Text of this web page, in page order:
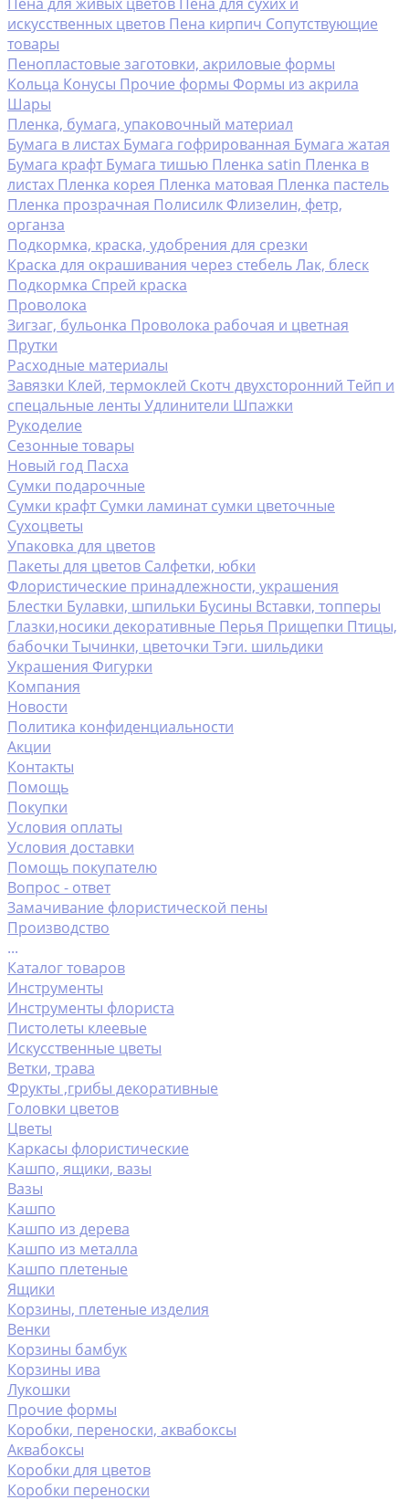
искусственных цветов Пена кирпич Сопутствующие
товары
Пенопластовые заготовки, акриловые формы
Кольца Конусы Прочие формы Формы из акрила
Шары
Пленка, бумага, упаковочный материал
Бумага в листах Бумага гофрированная Бумага жатая
Бумага крафт Бумага тишью Пленка satin Пленка в
листах Пленка корея Пленка матовая Пленка пастель
Пленка прозрачная Полисилк Флизелин, фетр,
органза
Подкормка, краска, удобрения для срезки
Краска для окрашивания через стебельЛак, блеск
Подкормка Спрей краска
Проволока
Зигзаг, бульонка Проволока рабочая и цветная
Прутки
Расходные материалы
Завязки Клей, термоклей Скотч двухсторонний Тейп и
спецальные ленты Удлинители Шпажки
Рукоделие
Сезонные товары
Новый год Пасха
Сумки подарочные
Сумки крафт Сумки ламинат сумки цветочные
Сухоцветы
Упаковка для цветов
Пакеты для цветов Салфетки, юбки
Флористические принадлежности, украшения
Блестки Булавки, шпильки Бусины Вставки, топперы
Глазки,носики декоративные Перья Прищепки Птицы,
бабочки Тычинки, цветочки Тэги. шильдики
Украшения Фигурки
Компания
Новости
Политика конфиденциальности
Акции
Контакты
Помощь
Покупки
Условия оплаты
Условия доставки
Помощь покупателю
Вопрос - ответ
Замачивание флористической пены
Производство
...
Каталог товаров
Инструменты
Инструменты флориста
Пистолеты клеевые
Искусственные цветы
Ветки, трава
Фрукты ,грибы декоративные
Головки цветов
Цветы
Каркасы флористические
Кашпо, ящики, вазы
Вазы
Кашпо
Кашпо из дерева
Кашпо из металла
Кашпо плетеные
Ящики
Корзины, плетеные изделия
Венки
Корзины бамбук
Корзины ива
Лукошки
Прочие формы
Коробки, переноски, аквабоксы
Аквабоксы
Коробки для цветов
Коробки переноски